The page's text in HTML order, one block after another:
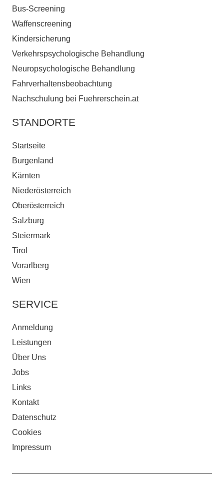
Bus-Screening
Waffenscreening
Kindersicherung
Verkehrspsychologische Behandlung
Neuropsychologische Behandlung
Fahrverhaltensbeobachtung
Nachschulung bei Fuehrerschein.at
STANDORTE
Startseite
Burgenland
Kärnten
Niederösterreich
Oberösterreich
Salzburg
Steiermark
Tirol
Vorarlberg
Wien
SERVICE
Anmeldung
Leistungen
Über Uns
Jobs
Links
Kontakt
Datenschutz
Cookies
Impressum